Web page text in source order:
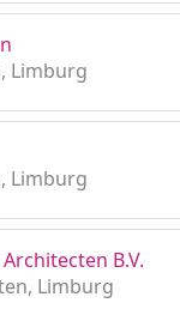
Limburg
Limburg
B.V.
Limburg